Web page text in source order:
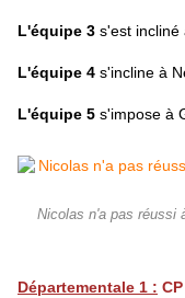
L'équipe 3 s'est incliné
L'équipe 4 s'incline à
L'équipe 5 s'impose à
Nicolas n'a pas réussi
Départementale 1 :